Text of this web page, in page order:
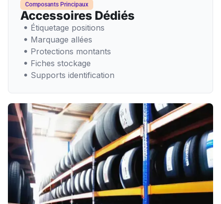
Composants Principaux
Accessoires Dédiés
Étiquetage positions
Marquage allées
Protections montants
Fiches stockage
Supports identification